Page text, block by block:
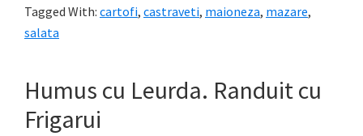
Tagged With: cartofi, castraveti, maioneza, mazare,
salata
Humus cu Leurda. Randuit cu
Frigarui